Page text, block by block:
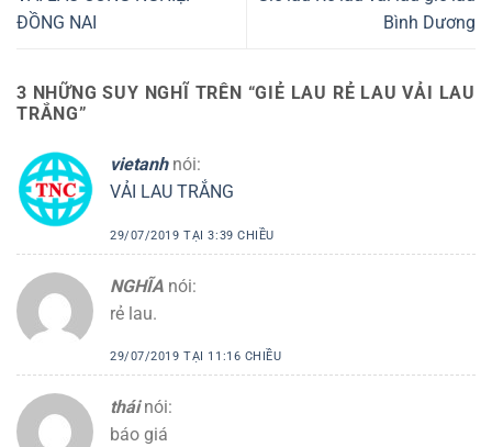
ĐỒNG NAI
Bình Dương
3 NHỮNG SUY NGHĨ TRÊN “GIẺ LAU RẺ LAU VẢI LAU
TRẮNG”
vietanh nói:
VẢI LAU TRẮNG
29/07/2019 TẠI 3:39 CHIỀU
NGHĨA nói:
rẻ lau.
29/07/2019 TẠI 11:16 CHIỀU
thái nói:
báo giá